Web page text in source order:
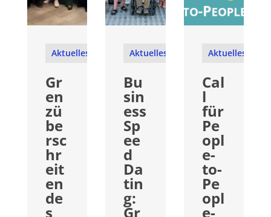
Aktuelles
Gr
en
zü
be
rsc
hr
eit
en
de
s
Aktuelles
Bu
sin
ess
Sp
ee
d
Da
tin
g:
Gr
Aktuelles
Cal
l
für
Pe
opl
e-
to-
Pe
opl
e-